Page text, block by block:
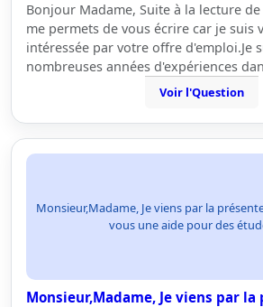
Bonjour Madame, Suite à la lecture
me permets de vous écrire car je suis
intéressée par votre offre d'emploi.Je
nombreuses années d'expériences
Voir l'Question
Monsieur,Madame, Je viens par la
vous une aide pour des
Monsieur,Madame, Je viens par la